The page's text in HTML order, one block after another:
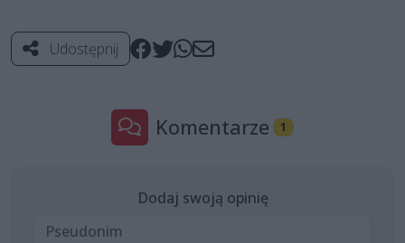
Udostępnij
Komentarze 1
Dodaj swoją opinię